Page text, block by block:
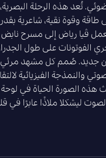
تُعد هذه الرحلة
طاقة وقوة نقية، شاعرية
ڤيا رياض إلى مسرح نابض
الفوتونات على طول
جديد. صُمم كل مشهد مرئي
والنمذجة الفيزيائية
هذه الصورة الحياة في لوحة
ليشكلا ملاذًا عابرًا في